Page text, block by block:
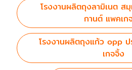
โรงงานผลิตถุงลามิเนต ส
กานต์ แพคเก
โรงงานผลิตถุงแก้ว opp ป
เกจจิ้ง